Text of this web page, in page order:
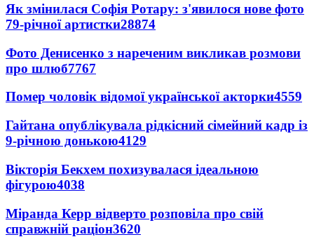
Як змінилася Софія Ротару: з'явилося нове фото
79-річної артистки28874
Фото Денисенко з нареченим викликав розмови
про шлюб7767
Помер чоловік відомої української акторки4559
Гайтана опублікувала рідкісний сімейний кадр із
9-річною донькою4129
Вікторія Бекхем похизувалася ідеальною
фігурою4038
Міранда Керр відверто розповіла про свій
справжній раціон3620